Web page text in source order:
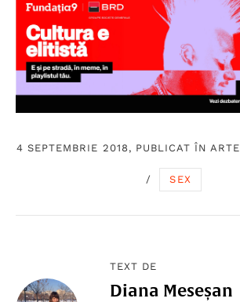
4 SEPTEMBRIE 2018, PUBLICAT ÎNARTE
/ SEX
TEXT DE
Diana Meseșan